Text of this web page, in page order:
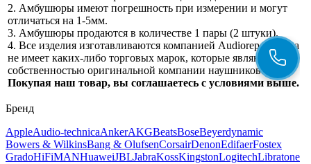
2. Амбушюры имеют погрешность при измерении и могут
отличаться на 1-5мм.
3. Амбушюры продаются в количестве 1 пары (2 штуки).
4. Все изделия изготавливаются компанией Audiorepair и она
не имеет каких-либо торговых марок, которые являются
собственностью оригинальной компании наушников.
Покупая наш товар, вы соглашаетесь с условиями выше.
Бренд
AppleAudio-technicaAnkerAKGBeatsBoseBeyerdynamic
Bowers & WilkinsBang & OlufsenCorsairDenonEdifaerFostex
GradoHiFiMANHuaweiJBLJabraKossKingstonLogitechLibratone